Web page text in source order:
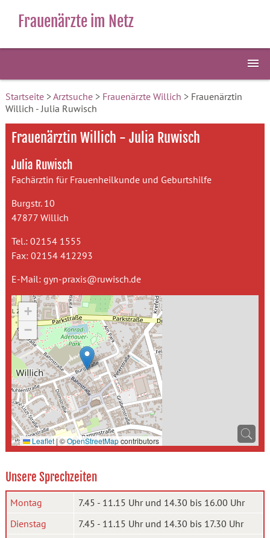
Frauenärzte im Netz
Startseite>Arztsuche> Frauenärzte Willich > Frauenärztin
Willich - Julia Ruwisch
Frauenärztin Willich - Julia Ruwisch
Julia Ruwisch
Fachärztin für Frauenheilkunde und Geburtshilfe
Burgstr. 10
47877 Willich
Tel.: 02154 1555
Fax: 02154 412293
E-Mail: gyn-praxis@ruwisch.de
+
−
Leaflet | ©OpenStreetMapcontributors
Unsere Sprechzeiten
Montag
7.45 - 11.15 Uhr und 14.30 bis 16.00 Uhr
Dienstag
7.45 - 11.15 Uhr und 14.30 bis 17.30 Uhr